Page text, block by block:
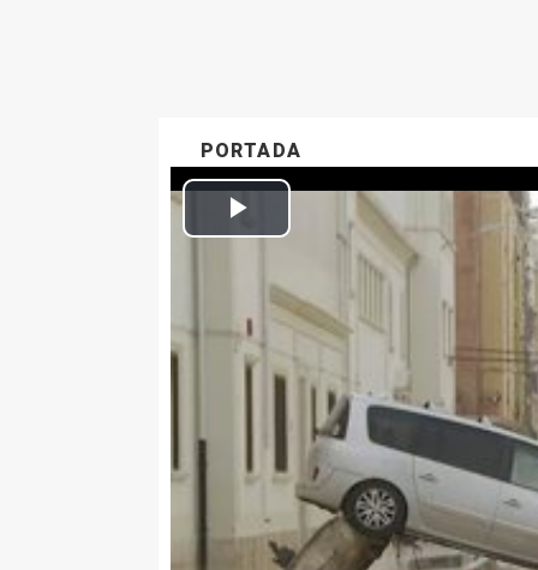
PORTADA